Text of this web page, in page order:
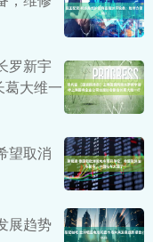
罗新宇
大维一
望取消
展趋势